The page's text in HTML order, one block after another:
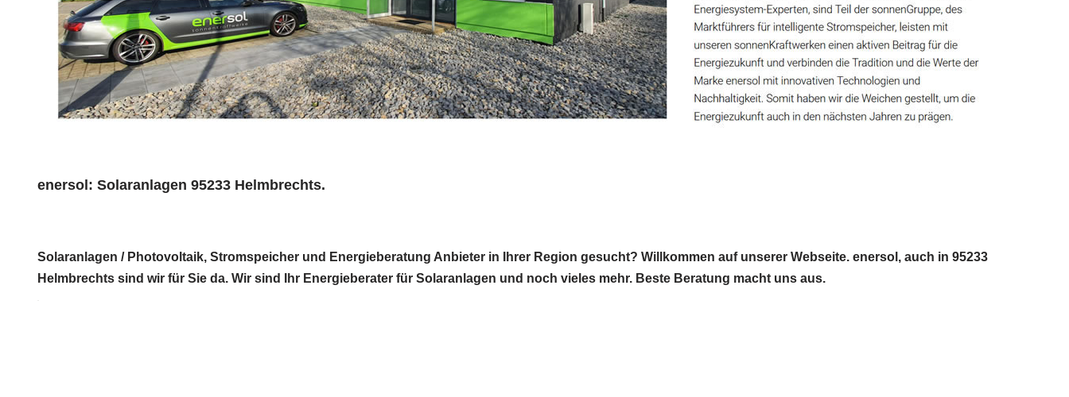
enersol: Solaranlagen 95233 Helmbrechts.
Solaranlagen / Photovoltaik, Stromspeicher und Energieberatung Anbieter in Ihrer Region gesucht? Willkommen auf unserer Webseite. enersol, auch in 95233
Helmbrechts sind wir für Sie da. Wir sind Ihr Energieberater für Solaranlagen und noch vieles mehr. Beste Beratung macht uns aus.